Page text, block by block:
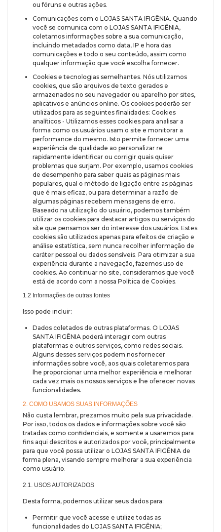
ou fóruns e outras ações.
Comunicações com o LOJAS SANTA IFIGÊNIA. Quando
você se comunica com o LOJAS SANTA IFIGÊNIA,
coletamos informações sobre a sua comunicação,
incluindo metadados como data, IP e hora das
comunicações e todo o seu conteúdo, assim como
qualquer informação que você escolha fornecer.
Cookies e tecnologias semelhantes. Nós utilizamos
cookies, que são arquivos de texto gerados e
armazenados no seu navegador ou aparelho por sites,
aplicativos e anúncios online. Os cookies poderão ser
utilizados para as seguintes finalidades: Cookies
analíticos - Utilizamos esses cookies para analisar a
forma como os usuários usam o site e monitorar a
performance do mesmo. Isto permite fornecer uma
experiência de qualidade ao personalizar re
rapidamente identificar ou corrigir quais quiser
problemas que surjam. Por exemplo, usamos cookies
de desempenho para saber quais as páginas mais
populares, qual o método de ligação entre as páginas
que é mais eficaz, ou para determinar a razão de
algumas páginas recebem mensagens de erro.
Baseado na utilização do usuário, podemos também
utilizar os cookies para destacar artigos ou serviços do
site que pensamos ser do interesse dos usuários. Estes
cookies são utilizados apenas para efeitos de criação e
análise estatística, sem nunca recolher informação de
caráter pessoal ou dados sensíveis. Para otimizar a sua
experiência durante a navegação, fazemos uso de
cookies. Ao continuar no site, consideramos que você
está de acordo com a nossa Política de Cookies.
1.2 Informações de outras fontes
Isso pode incluir:
Dados coletados de outras plataformas. O LOJAS
SANTA IFIGÊNIA poderá interagir com outras
plataformas e outros serviços, como redes sociais.
Alguns desses serviços podem nos fornecer
informações sobre você, aos quais coletaremos para
lhe proporcionar uma melhor experiência e melhorar
cada vez mais os nossos serviços e lhe oferecer novas
funcionalidades.
2. COMO USAMOS SUAS INFORMAÇÕES
Não custa lembrar, prezamos muito pela sua privacidade.
Por isso, todos os dados e informações sobre você são
tratadas como confidenciais, e somente a usaremos para
fins aqui descritos e autorizados por você, principalmente
para que você possa utilizar o LOJAS SANTA IFIGÊNIA de
forma plena, visando sempre melhorar a sua experiência
como usuário.
2.1. USOS AUTORIZADOS
Desta forma, podemos utilizar seus dados para:
Permitir que você acesse e utilize todas as
funcionalidades do LOJAS SANTA IFIGÊNIA;